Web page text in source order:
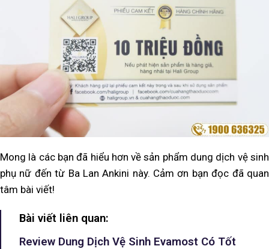
Mong là các bạn đã hiểu hơn về sản phẩm dung dịch vệ sinh
phụ nữ đến từ Ba Lan Ankini này. Cảm ơn bạn đọc đã quan
tâm bài viết!
Bài viết liên quan:
Review Dung Dịch Vệ Sinh Evamost Có Tốt